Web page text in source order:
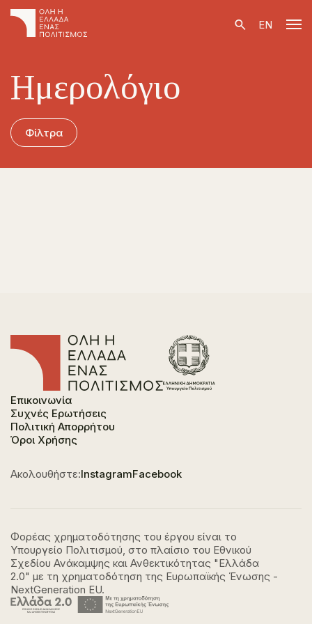
EN
Ημερολόγιο
Φίλτρα
Επικοινωνία
Συχνές Ερωτήσεις
Πολιτική Απορρήτου
Όροι Χρήσης
Ακολουθήστε:InstagramFacebook
Φορέας χρηματοδότησης του έργου είναι το
Υπουργείο Πολιτισμού, στο πλαίσιο του Εθνικού
Σχεδίου Ανάκαμψης και Ανθεκτικότητας "Ελλάδα
2.0" με τη χρηματοδότηση της Ευρωπαϊκής Ένωσης -
NextGeneration EU.